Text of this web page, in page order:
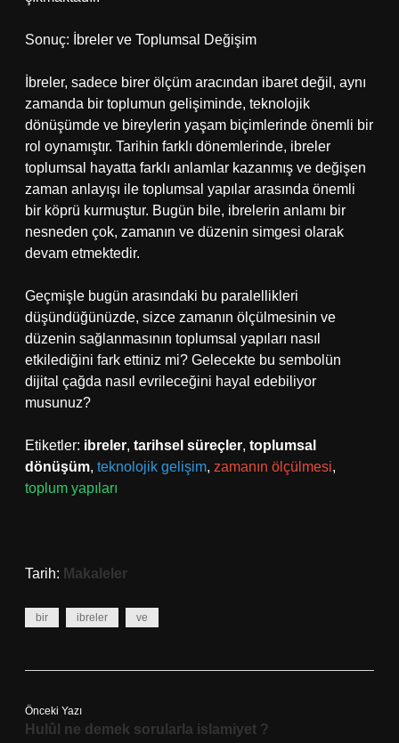
Sonuç: İbreler ve Toplumsal Değişim
İbreler, sadece birer ölçüm aracından ibaret değil, aynı
zamanda bir toplumun gelişiminde, teknolojik
dönüşümde ve bireylerin yaşam biçimlerinde önemli bir
rol oynamıştır. Tarihin farklı dönemlerinde, ibreler
toplumsal hayatta farklı anlamlar kazanmış ve değişen
zaman anlayışı ile toplumsal yapılar arasında önemli
bir köprü kurmuştur. Bugün bile, ibrelerin anlamı bir
nesneden çok, zamanın ve düzenin simgesi olarak
devam etmektedir.
Geçmişle bugün arasındaki bu paralellikleri
düşündüğünüzde, sizce zamanın ölçülmesinin ve
düzenin sağlanmasının toplumsal yapıları nasıl
etkilediğini fark ettiniz mi? Gelecekte bu sembolün
dijital çağda nasıl evrileceğini hayal edebiliyor
musunuz?
Etiketler: ibreler, tarihsel süreçler, toplumsal
dönüşüm, teknolojik gelişim, zamanın ölçülmesi,
toplum yapıları
Tarih: Makaleler
bir ibreler ve
Önceki Yazı
Hulûl ne demek sorularla islamiyet ?